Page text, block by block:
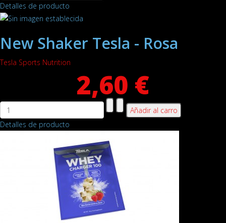
Detalles de producto
New Shaker Tesla - Rosa
Tesla Sports Nutrition
2,60 €
Detalles de producto